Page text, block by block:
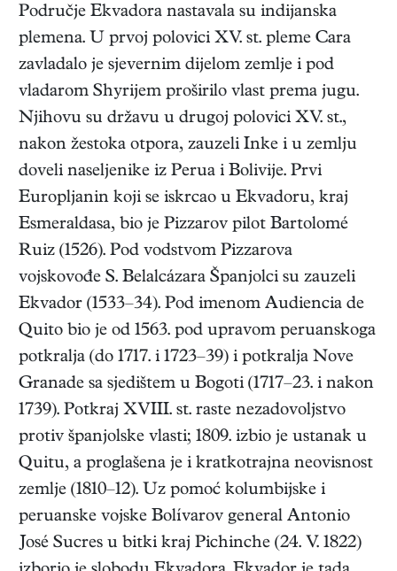
Područje Ekvadora nastavala su indijanska
plemena. U prvoj polovici XV. st. pleme Cara
zavladalo je sjevernim dijelom zemlje i pod
vladarom Shyrijem proširilo vlast prema jugu.
Njihovu su državu u drugoj polovici XV. st.,
nakon žestoka otpora, zauzeli Inke i u zemlju
doveli naseljenike iz Perua i Bolivije. Prvi
Europljanin koji se iskrcao u Ekvadoru, kraj
Esmeraldasa, bio je Pizzarov pilot Bartolomé
Ruiz (1526). Pod vodstvom Pizzarova
vojskovođe S. Belalcázara Španjolci su zauzeli
Ekvador (1533–34). Pod imenom Audiencia de
Quito bio je od 1563. pod upravom peruanskoga
potkralja (do 1717. i 1723–39) i potkralja Nove
Granade sa sjedištem u Bogoti (1717–23. i nakon
1739). Potkraj XVIII. st. raste nezadovoljstvo
protiv španjolske vlasti; 1809. izbio je ustanak u
Quitu, a proglašena je i kratkotrajna neovisnost
zemlje (1810–12). Uz pomoć kolumbijske i
peruanske vojske Bolívarov general Antonio
José Sucres u bitki kraj Pichinche (24. V. 1822)